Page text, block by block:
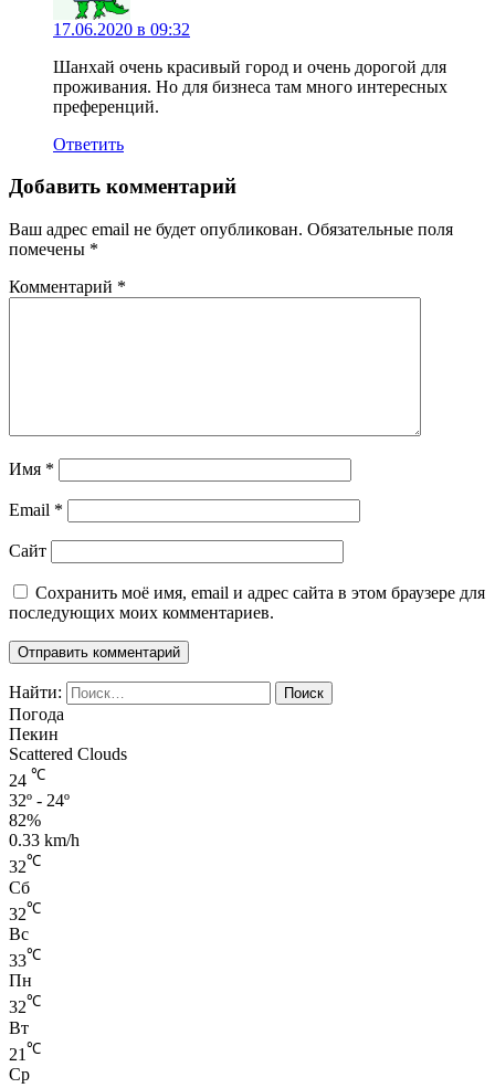
17.06.2020 в 09:32
Шанхай очень красивый город и очень дорогой для
проживания. Но для бизнеса там много интересных
преференций.
Ответить
Добавить комментарий
Ваш адрес email не будет опубликован. Обязательные поля
помечены *
Комментарий *
Имя *
Email *
Сайт
Сохранить моё имя, email и адрес сайта в этом браузере для
последующих моих комментариев.
Найти:
Погода
Пекин
Scattered Clouds
24 ℃
32º - 24º
82%
0.33 km/h
32℃
Сб
32℃
Вс
33℃
Пн
32℃
Вт
21 ℃
Ср